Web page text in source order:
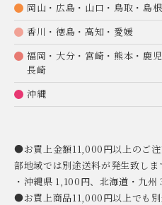
岡山・広島・山口・鳥取・島根
香川・徳島・高知・愛媛
福岡・大分・宮崎・熊本・鹿
長崎
沖縄
●お買上金額11,000円以上のご
部地域では別途送料が発生致しま
・沖縄県 1,100円、北海道・九州
●お買上商品11,000円以上でも